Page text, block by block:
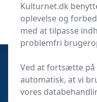
Start søgning
Start søgning
Udgivet i Rejser
Kulturnet.dk
oplevelse og
med at tilpasse
problemfri
Ved at fortsætte på
automatisk, at vi
vores